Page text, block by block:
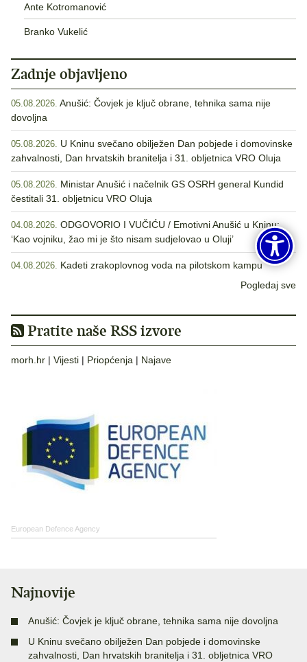
Ante Kotromanović
Branko Vukelić
Zadnje objavljeno
05.08.2026. Anušić: Čovjek je ključ obrane, tehnika sama nije
dovoljna
05.08.2026. U Kninu svečano obilježen Dan pobjede i domovinske
zahvalnosti, Dan hrvatskih branitelja i 31. obljetnica VRO Oluja
05.08.2026. Ministar Anušić i načelnik GS OSRH general Kundid
čestitali 31. obljetnicu VRO Oluja
04.08.2026. ODGOVORIO I VUČIĆU / Emotivni Anušić u Kninu:
‘Kao vojniku, žao mi je što nisam sudjelovao u Oluji’
04.08.2026. Kadeti zrakoplovnog voda na pilotskom kampu
Pogledaj sve
Pratite naše RSS izvore
morh.hr | Vijesti | Priopćenja | Najave
European Defence Agency
Najnovije
Anušić: Čovjek je ključ obrane, tehnika sama nije dovoljna
U Kninu svečano obilježen Dan pobjede i domovinske
zahvalnosti, Dan hrvatskih branitelja i 31. obljetnica VRO